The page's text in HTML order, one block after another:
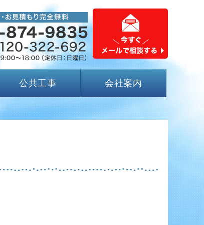
公共工事 会社案内